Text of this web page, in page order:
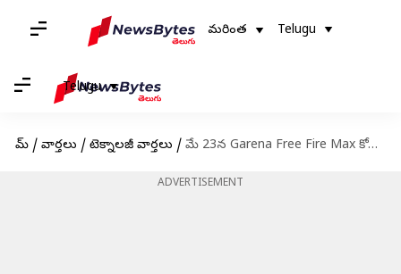
మరింత Telugu
Telugu
హోమ్ / వార్తలు / టెక్నాలజీ వార్తలు / మే 23న Garena Free Fire Max కోడ్‌లు రీడీమ్ చేసుకునే విధానం
ADVERTISEMENT